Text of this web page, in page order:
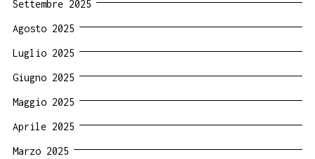
Settembre 2025
Agosto 2025
Luglio 2025
Giugno 2025
Maggio 2025
Aprile 2025
Marzo 2025